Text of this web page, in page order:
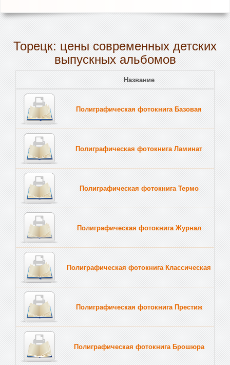
Торецк: цены современных детских
выпускных альбомов
Название
Полиграфическая фотокнига Базовая
Полиграфическая фотокнига Ламинат
Полиграфическая фотокнига Термо
Полиграфическая фотокнига Журнал
Полиграфическая фотокнига Классическая
Полиграфическая фотокнига Престиж
Полиграфическая фотокнига Брошюра